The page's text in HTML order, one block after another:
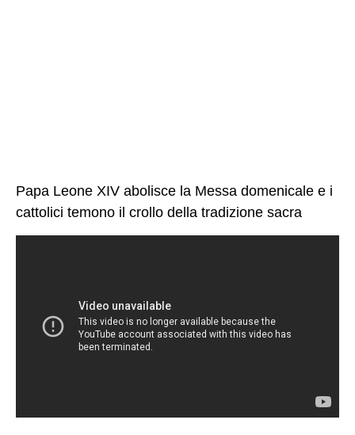
Papa Leone XIV abolisce la Messa domenicale e i
cattolici temono il crollo della tradizione sacra